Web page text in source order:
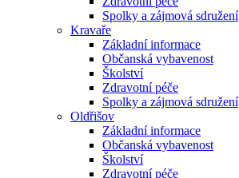
Spolky a zájmová sdružení
Kravaře
Základní informace
Občanská vybavenost
Školství
Zdravotní péče
Spolky a zájmová sdružení
Oldřišov
Základní informace
Občanská vybavenost
Školství
Zdravotní péče